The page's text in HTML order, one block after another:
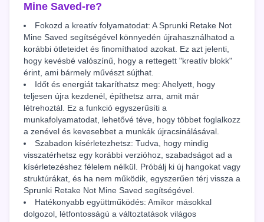
Mine Saved-re?
Fokozd a kreatív folyamatodat: A Sprunki Retake Not
Mine Saved segítségével könnyedén újrahasználhatod a
korábbi ötleteidet és finomíthatod azokat. Ez azt jelenti,
hogy kevésbé valószínű, hogy a rettegett "kreatív blokk"
érint, ami bármely művészt sújthat.
Időt és energiát takaríthatsz meg: Ahelyett, hogy
teljesen újra kezdenél, építhetsz arra, amit már
létrehoztál. Ez a funkció egyszerűsíti a
munkafolyamatodat, lehetővé téve, hogy többet foglalkozz
a zenével és kevesebbet a munkák újracsinálásával.
Szabadon kísérletezhetsz: Tudva, hogy mindig
visszatérhetsz egy korábbi verzióhoz, szabadságot ad a
kísérletezéshez félelem nélkül. Próbálj ki új hangokat vagy
struktúrákat, és ha nem működik, egyszerűen térj vissza a
Sprunki Retake Not Mine Saved segítségével.
Hatékonyabb együttműködés: Amikor másokkal
dolgozol, létfontosságú a változtatások világos